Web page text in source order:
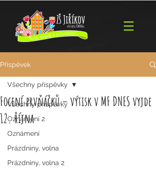
Příspěvek
Všechny příspěvky
Oznámení 2
Oznámení
Prázdniny, volna
Prázdniny, volna 2
Všechny příspěvky
Focení prvňáčků – výtisk v MF DNES vyjde
12. října